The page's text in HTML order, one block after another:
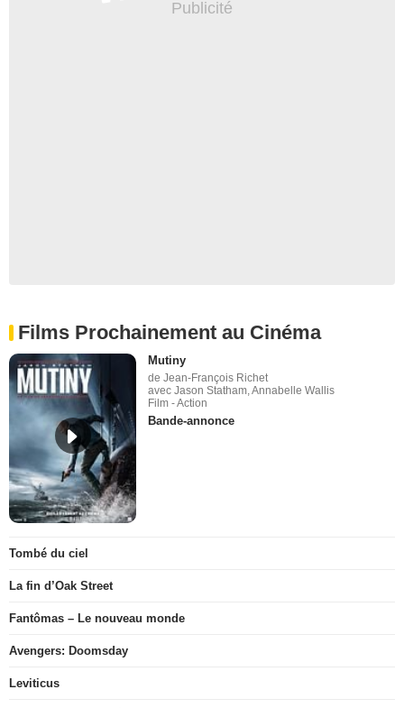
Films Prochainement au Cinéma
Mutiny
de Jean-François Richet
avec Jason Statham, Annabelle Wallis
Film - Action
Bande-annonce
Tombé du ciel
La fin d’Oak Street
Fantômas – Le nouveau monde
Avengers: Doomsday
Leviticus